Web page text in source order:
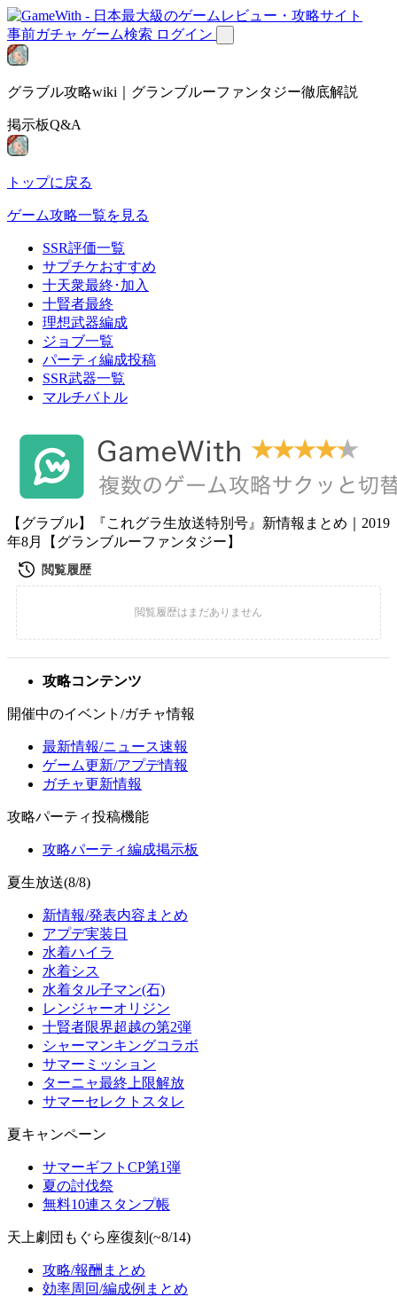
事前ガチャ ゲーム検索 ログイン
グラブル攻略wiki｜グランブルーファンタジー徹底解説
掲示板Q&A
トップに戻る
ゲーム攻略一覧を見る
SSR評価一覧
サプチケおすすめ
十天衆最終･加入
十賢者最終
理想武器編成
ジョブ一覧
パーティ編成投稿
SSR武器一覧
マルチバトル
【グラブル】『これグラ生放送特別号』新情報まとめ｜2019
年8月【グランブルーファンタジー】
攻略コンテンツ
開催中のイベント/ガチャ情報
最新情報/ニュース速報
ゲーム更新/アプデ情報
ガチャ更新情報
攻略パーティ投稿機能
攻略パーティ編成掲示板
夏生放送(8/8)
新情報/発表内容まとめ
アプデ実装日
水着ハイラ
水着シス
水着タル子マン(石)
レンジャーオリジン
十賢者限界超越の第2弾
シャーマンキングコラボ
サマーミッション
ターニャ最終上限解放
サマーセレクトスタレ
夏キャンペーン
サマーギフトCP第1弾
夏の討伐祭
無料10連スタンプ帳
天上劇団もぐら座復刻(~8/14)
攻略/報酬まとめ
効率周回/編成例まとめ